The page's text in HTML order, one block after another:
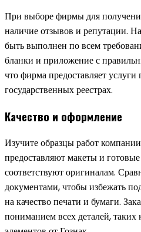
При выборе фирмы для
наличие отзывов и репутации.
быть выполнен по всем
бланки и приложение с
что фирма предоставляет услуги
государственных реестрах.
Качество и оформление
Изучите образцы работ
предоставляют макеты и
соответствуют оригиналам.
документами, чтобы избежать
на качество печати и бумаги.
пониманием всех деталей,